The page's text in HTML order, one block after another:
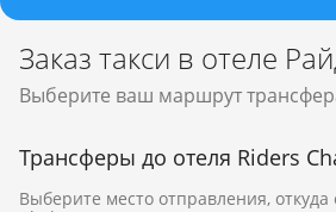
Заказ такси в отеле
Выберите ваш маршрут
Трансферы до отеля Riders
Выберите место отправления, откуда